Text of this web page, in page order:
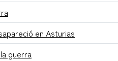
en Asturias
guerra